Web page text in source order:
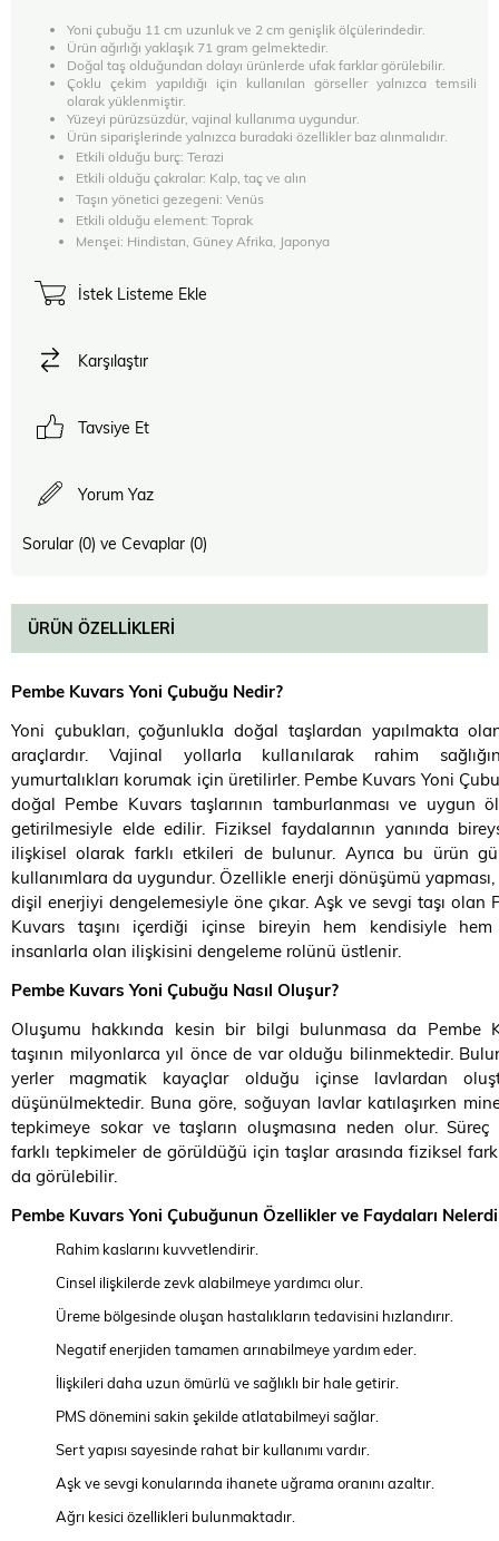
Yoni çubuğu 11 cm uzunluk ve 2 cm genişlik ölçülerindedir.
Ürün ağırlığı yaklaşık 71 gram gelmektedir.
Doğal taş olduğundan dolayı ürünlerde ufak farklar görülebilir.
Çoklu çekim yapıldığı için kullanılan görseller yalnızca temsili
olarak yüklenmiştir.
Yüzeyi pürüzsüzdür, vajinal kullanıma uygundur.
Ürün siparişlerinde yalnızca buradaki özellikler baz alınmalıdır.
Etkili olduğu burç: Terazi
Etkili olduğu çakralar: Kalp, taç ve alın
Taşın yönetici gezegeni: Venüs
Etkili olduğu element: Toprak
Menşei: Hindistan, Güney Afrika, Japonya
İstek Listeme Ekle
Karşılaştır
Tavsiye Et
Yorum Yaz
Sorular (0) ve Cevaplar (0)
ÜRÜN ÖZELLIKLERI
Pembe Kuvars Yoni Çubuğu Nedir?
Yoni çubukları, çoğunlukla doğal taşlardan yapılmakta
araçlardır. Vajinal yollarla kullanılarak rahim
yumurtalıkları korumak için üretilirler. Pembe Kuvars Yoni
doğal Pembe Kuvars taşlarının tamburlanması ve uygun
getirilmesiyle elde edilir. Fiziksel faydalarının yanında
ilişkisel olarak farklı etkileri de bulunur. Ayrıca bu ürün
kullanımlara da uygundur. Özellikle enerji dönüşümü yapması,
dişil enerjiyi dengelemesiyle öne çıkar. Aşk ve sevgi taşı olan
Kuvars taşını içerdiği içinse bireyin hem kendisiyle
insanlarla olan ilişkisini dengeleme rolünü üstlenir.
Pembe Kuvars Yoni Çubuğu Nasıl Oluşur?
Oluşumu hakkında kesin bir bilgi bulunmasa da Pembe
taşının milyonlarca yıl önce de var olduğu bilinmektedir.
yerler magmatik kayaçlar olduğu içinse lavlardan
düşünülmektedir. Buna göre, soğuyan lavlar katılaşırken
tepkimeye sokar ve taşların oluşmasına neden olur. Süreç
farklı tepkimeler de görüldüğü için taşlar arasında fiziksel
da görülebilir.
Pembe Kuvars Yoni Çubuğunun Özellikler ve Faydaları
Rahim kaslarını kuvvetlendirir.
Cinsel ilişkilerde zevk alabilmeye yardımcı olur.
Üreme bölgesinde oluşan hastalıkların tedavisini hızlandırır.
Negatif enerjiden tamamen arınabilmeye yardım eder.
İlişkileri daha uzun ömürlü ve sağlıklı bir hale getirir.
PMS dönemini sakin şekilde atlatabilmeyi sağlar.
Sert yapısı sayesinde rahat bir kullanımı vardır.
Aşk ve sevgi konularında ihanete uğrama oranını azaltır.
Ağrı kesici özellikleri bulunmaktadır.